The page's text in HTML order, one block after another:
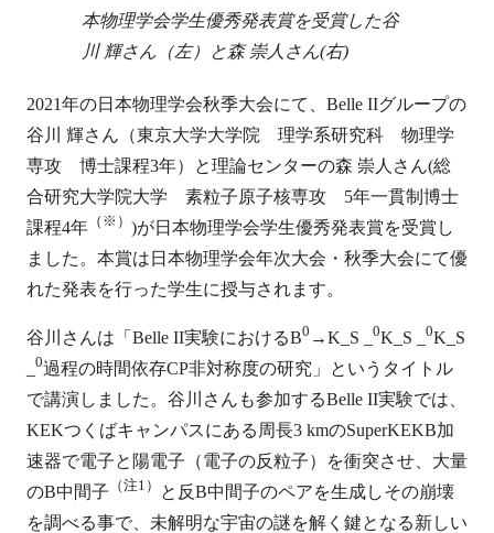
本物理学会学生優秀発表賞を受賞した谷
川 輝さん（左）と森 崇人さん(右)
2021年の日本物理学会秋季大会にて、Belle IIグループの
谷川 輝さん（東京大学大学院 理学系研究科 物理学
専攻 博士課程3年）と理論センターの森 崇人さん(総
合研究大学院大学 素粒子原子核専攻 5年一貫制博士
課程4年 （※） )が日本物理学会学生優秀発表賞を受賞し
ました。本賞は日本物理学会年次大会・秋季大会にて優
れた発表を行った学生に授与されます。
谷川さんは「Belle II実験におけるB0 →K_S _ 0K_S _ 0K_S
0過程の時間依存CP非対称度の研究」というタイトル
で講演しました。谷川さんも参加するBelle II実験では、
KEKつくばキャンパスにある周長3 kmのSuperKEKB加
速器で電子と陽電子（電子の反粒子）を衝突させ、大量
のB中間子 （注1）
と反B中間子のペアを生成しその崩壊
を調べる事で、未解明な宇宙の謎を解く鍵となる新しい